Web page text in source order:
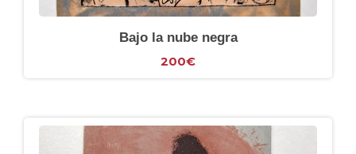
Bajo la nube negra
200€